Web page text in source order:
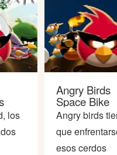
los
Angry Birds
Space Bike
Angry birds
que
esos cerdos